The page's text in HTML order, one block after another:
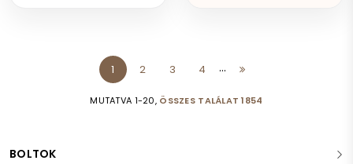
BOLTOK
MUTATVA 1-20, ÖSSZES TALÁLAT 1854
1 2 3 4 ...